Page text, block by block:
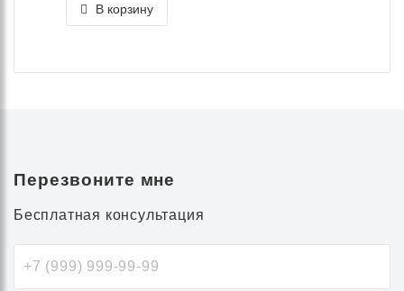
В корзину
Перезвоните мне
Бесплатная консультация